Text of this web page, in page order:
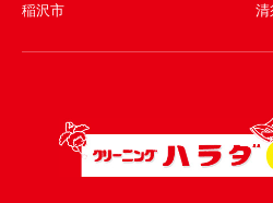
稲沢市
清